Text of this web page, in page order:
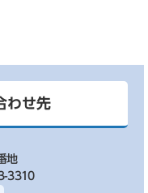
わせ先
地
3310